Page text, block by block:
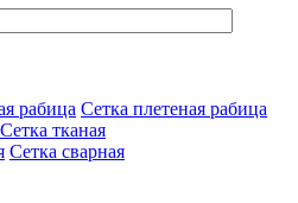
Сетка плетеная рабица
Сетка тканая
Сетка сварная